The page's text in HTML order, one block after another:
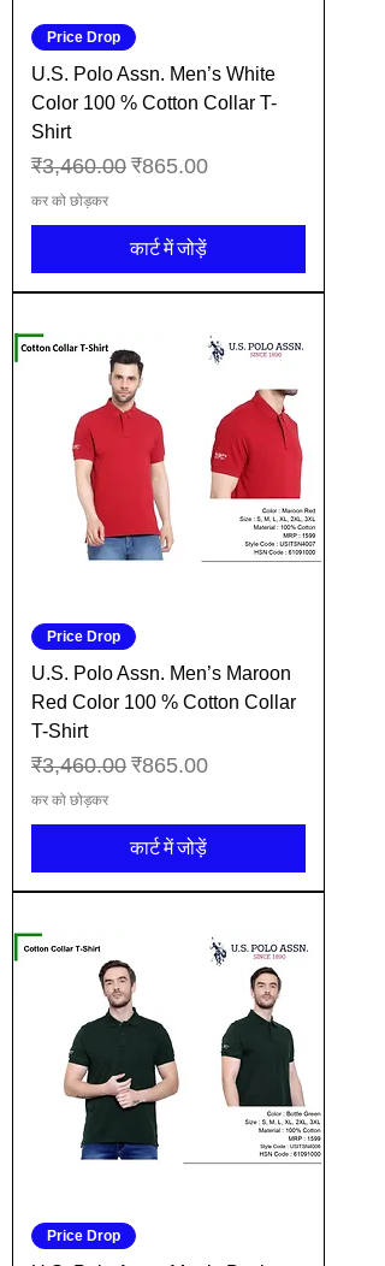
Price Drop
U.S. Polo Assn. Men’s White
Color 100 % Cotton Collar T-
Shirt
नियमित मूल्य
₹3,460.00 बिक्री मूल्य
₹865.00
कर को छोड़कर
कार्ट में जोड़ें
Price Drop
U.S. Polo Assn. Men’s Maroon
Red Color 100 % Cotton Collar
T-Shirt
नियमित मूल्य
₹3,460.00 बिक्री मूल्य
₹865.00
कर को छोड़कर
कार्ट में जोड़ें
Price Drop